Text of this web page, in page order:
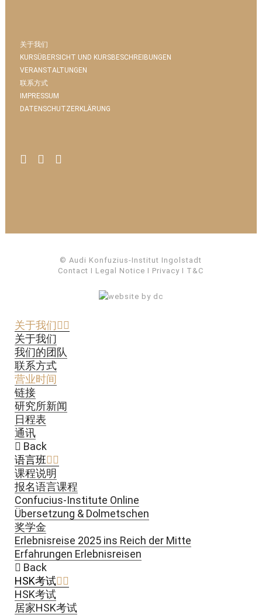
关于我们
KURSÜBERSICHT UND KURSBESCHREIBUNGEN
VERANSTALTUNGEN
联系方式
IMPRESSUM
DATENSCHUTZERKLÄRUNG
© Audi Konfuzius-Institut Ingolstadt
Contact I Legal Notice I Privacy I T&C
关于我们
关于我们
我们的团队
联系方式
营业时间
链接
研究所新闻
日程表
通讯
Back
语言班
课程说明
报名语言课程
Confucius-Institute Online
Übersetzung & Dolmetschen
奖学金
Erlebnisreise 2025 ins Reich der Mitte
Erfahrungen Erlebnisreisen
Back
HSK考试
HSK考试
居家HSK考试